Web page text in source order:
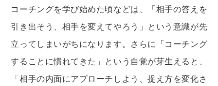
コーチングを学び始めた頃などは、「相手の答えを
引き出そう、相手を変えてやろう」という意識が先
立ってしまいがちになります。さらに「コーチング
することに慣れてきた」という自覚が芽生えると、
「相手の内面にアプローチしよう、捉え方を変化さ